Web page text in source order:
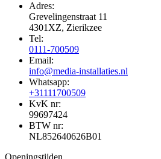
Adres:
Grevelingenstraat 11
4301XZ, Zierikzee
Tel:
0111-700509
Email:
info@media-installaties.nl
Whatsapp:
+31111700509
KvK nr:
99697424
BTW nr:
NL852640626B01